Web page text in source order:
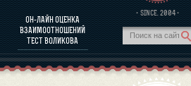
ОН-ЛАЙН ОЦЕНКА
ВЗАИМООТНОШЕНИЙ
ТЕСТ ВОЛИКОВА
· SINCE. 2004 ·
О ПРОГРАММЕ
ПРОГНОЗЫ И